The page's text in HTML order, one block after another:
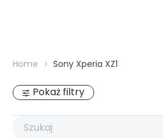
Home Sony Xperia XZ1
Pokaż filtry